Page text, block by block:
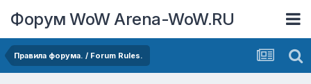
Форум WoW Arena-WoW.RU
Правила форума. / Forum Rules.